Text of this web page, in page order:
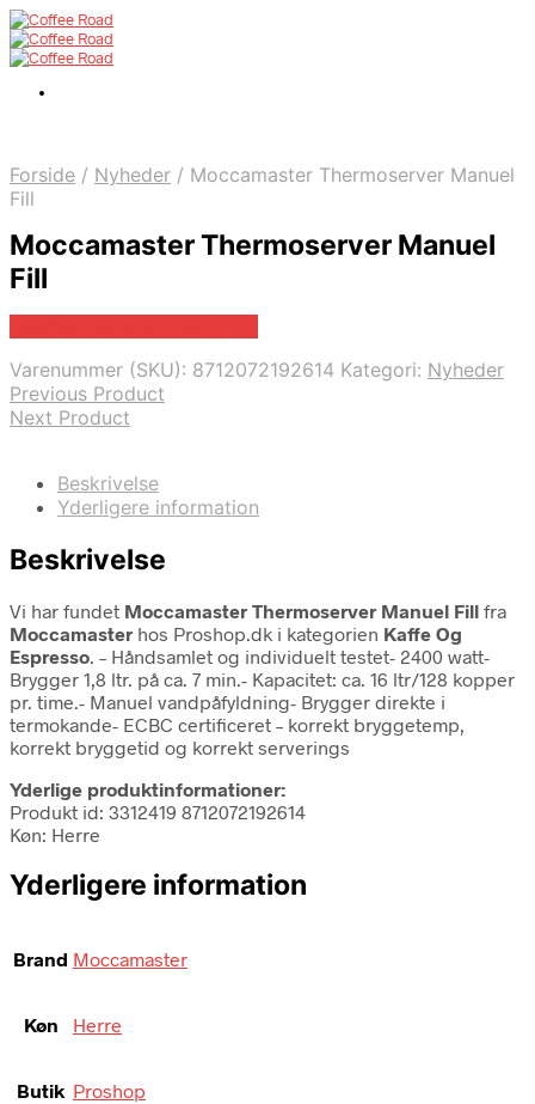
Forside / Nyheder / Moccamaster Thermoserver Manuel
Fill
Moccamaster Thermoserver Manuel
Fill
Varenummer (SKU): 8712072192614 Kategori: Nyheder
Previous Product
Next Product
Beskrivelse
Yderligere information
Beskrivelse
Vi har fundet Moccamaster Thermoserver Manuel Fill fra
Moccamaster hos Proshop.dk i kategorien Kaffe Og
Espresso. – Håndsamlet og individuelt testet- 2400 watt-
Brygger 1,8 ltr. på ca. 7 min.- Kapacitet: ca. 16 ltr/128 kopper
pr. time.- Manuel vandpåfyldning- Brygger direkte i
termokande- ECBC certificeret – korrekt bryggetemp,
korrekt bryggetid og korrekt serverings
Yderlige produktinformationer:
Produkt id: 3312419 8712072192614
Køn: Herre
Yderligere information
Brand Moccamaster
Køn Herre
Butik Proshop